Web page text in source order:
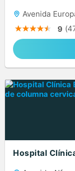
Avenida
9
Hospital